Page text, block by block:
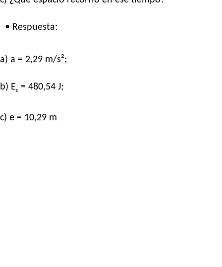
• Respuesta:
a) a = 2,29 m/s²;
b) Ec = 480,54 J;
c) e = 10,29 m